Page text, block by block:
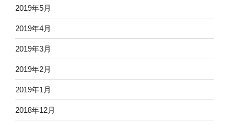
2019年5月
2019年4月
2019年3月
2019年2月
2019年1月
2018年12月